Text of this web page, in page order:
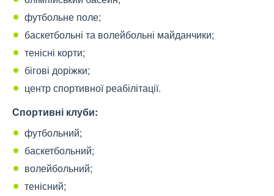
футбольне поле;
баскетбольні та волейбольні майданчики;
тенісні корти;
бігові доріжки;
центр спортивної реабілітації.
Спортивні клуби:
футбольний;
баскетбольний;
волейбольний;
тенісний;